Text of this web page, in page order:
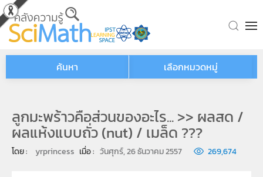
Skip to main content
ค้นหา เลือกหมวดหมู่
ลูกมะพร้าวคือส่วนของอะไร... >> ผลสด /
ผลแห้งแบบถั่ว (nut) / เมล็ด ???
โดย : yrprincess เมื่อ : วันศุกร์, 26 ธันวาคม 2557 269,674